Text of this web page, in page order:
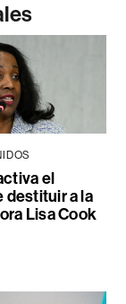
el
destituir a la
Lisa Cook